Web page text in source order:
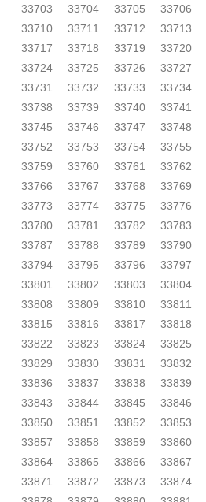
33703 33704 33705 33706
33710
33711 33712 33713
33717
33718 33719 33720
33724
33725 33726 33727
33731
33732 33733 33734
33738
33739 33740 33741
33745
33746 33747 33748
33752
33753 33754 33755
33759
33760 33761 33762
33766
33767 33768 33769
33773
33774 33775 33776
33780
33781 33782 33783
33787
33788 33789 33790
33794
33795 33796 33797
33801
33802 33803 33804
33808
33809 33810 33811
33815
33816 33817 33818
33822
33823 33824 33825
33829
33830 33831 33832
33836
33837 33838 33839
33843
33844 33845 33846
33850
33851 33852 33853
33857
33858 33859 33860
33864
33865 33866 33867
33871
33872 33873 33874